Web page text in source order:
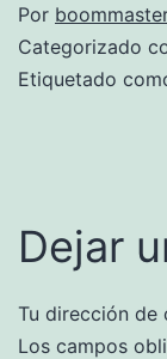
Por
Categorizado
Etiquetado
Dejar
Tu dirección de
Los campos